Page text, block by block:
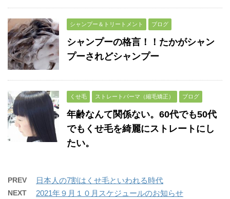
シャンプー＆トリートメント ブログ
シャンプーの格言！！たかがシャン
プーされどシャンプー
くせ毛 ストレートパーマ（縮毛矯正） ブログ
年齢なんて関係ない。60代でも50代
でもくせ毛を綺麗にストレートにし
たい。
PREV 日本人の7割はくせ毛といわれる時代
NEXT 2021年９月１０月スケジュールのお知らせ